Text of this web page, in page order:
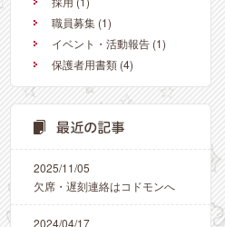
職員募集 (1)
イベント・活動報告 (1)
保護者用書類 (4)
2025/11/05
欠席・遅刻連絡はコドモンへ
2024/04/17